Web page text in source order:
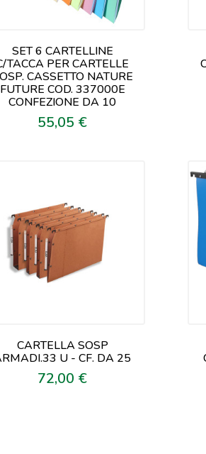
SET 6 CARTELLINE
TACCA PER CARTELLE
CASSETTO NATURE
FUTURE COD. 337000E
CONFEZIONE DA 10
Prezzo
55,05 €
CARTELLA SOSP
U - CF. DA 25
Prezzo
72,00 €